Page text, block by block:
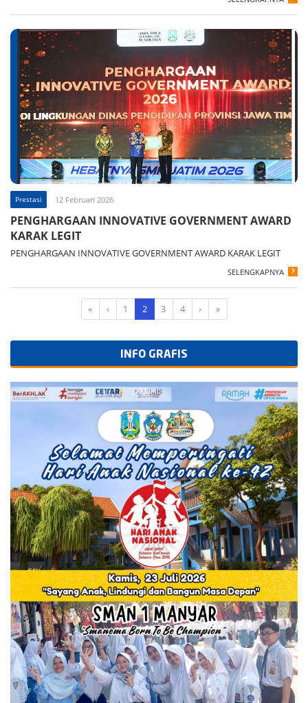
Prestasi 12 Februari 2026
PENGHARGAAN INNOVATIVE GOVERNMENT AWARD
KARAK LEGIT
PENGHARGAAN INNOVATIVE GOVERNMENT AWARD KARAK LEGIT
SELENGKAPNYA
« ‹ 1 2 3 4 › »
INFO GRAFIS
Semua Info Grafis